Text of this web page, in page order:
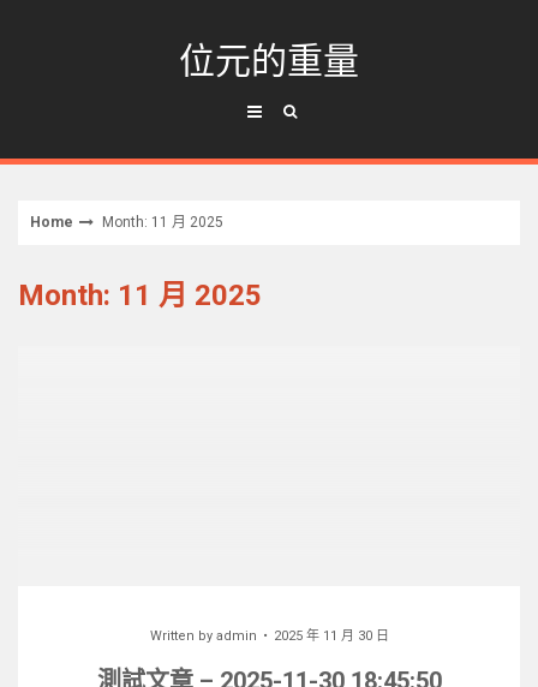
位元的重量
Home Month: 11 月 2025
Month: 11 月 2025
Written by admin 2025 年 11 月 30 日
測試文章 – 2025-11-30 18:45:50